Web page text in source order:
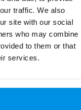
traffic. We also
site with our social
who may combine
to them or that
services.